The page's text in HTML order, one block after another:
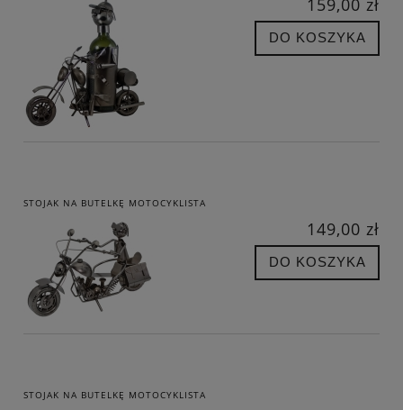
159,00 zł
DO KOSZYKA
STOJAK NA BUTELKĘ MOTOCYKLISTA
149,00 zł
DO KOSZYKA
STOJAK NA BUTELKĘ MOTOCYKLISTA